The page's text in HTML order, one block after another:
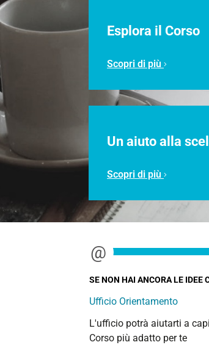
Esplora il Corso
Scopri di più
Un aiuto alla
Scopri di più
SE NON HAI ANCORA LE IDEE
Ufficio Orientamento
L'ufficio potrà aiutarti a
Corso più adatto per te